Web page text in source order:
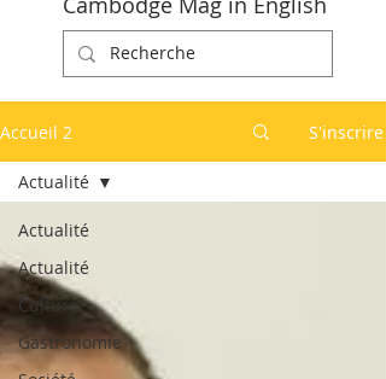
Accueil 2 S'inscrire
Actualité
Actualité
Culture
Gastronomie
Actualité